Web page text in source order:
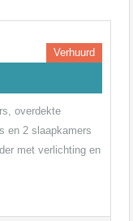
Verhuurd
overdekte
en 2 slaapkamers
met verlichting en